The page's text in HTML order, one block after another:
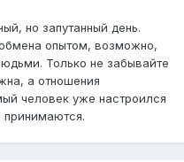
но запутанный день.
опытом, возможно,
Только не забывайте
а отношения
человек уже настроился
принимаются.